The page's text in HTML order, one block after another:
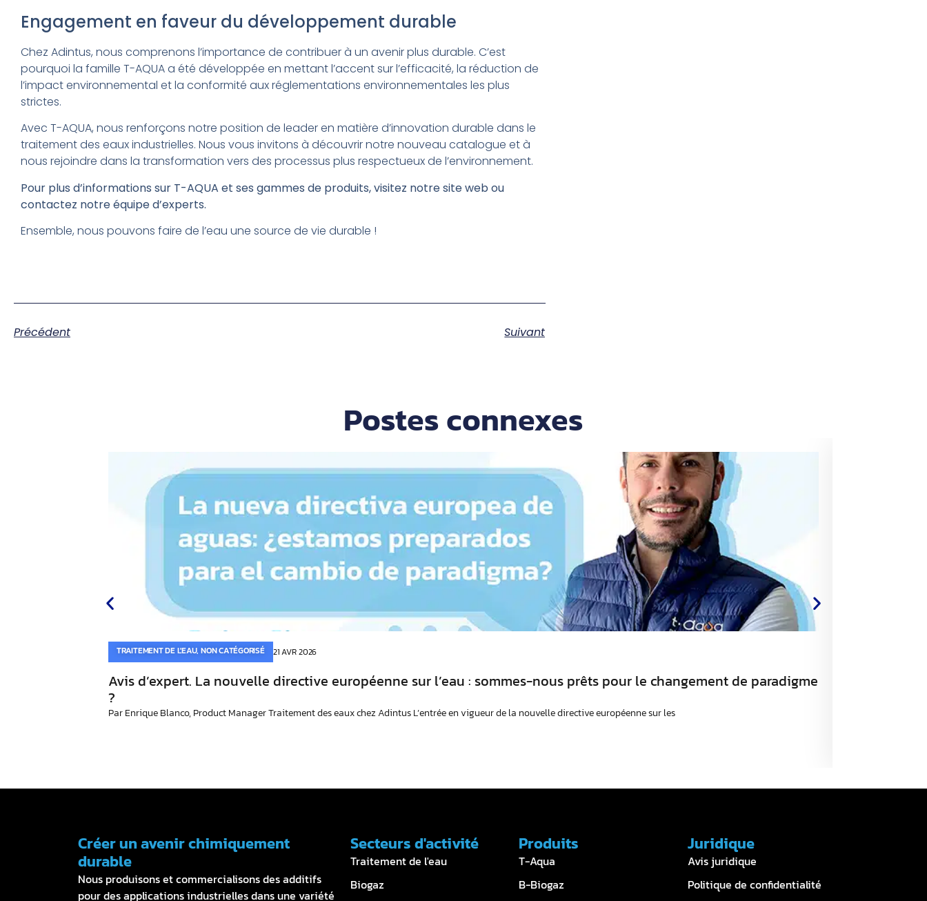
Engagement en faveur du développement durable
Chez Adintus, nous comprenons l’importance de contribuer à un avenir plus durable. C’est
pourquoi la famille T-AQUA a été développée en mettant l’accent sur l’efficacité, la réduction de
l’impact environnemental et la conformité aux réglementations environnementales les plus
strictes.
Avec T-AQUA, nous renforçons notre position de leader en matière d’innovation durable dans le
traitement des eaux industrielles. Nous vous invitons à découvrir notre nouveau catalogue et à
nous rejoindre dans la transformation vers des processus plus respectueux de l’environnement.
Pour plus d’informations sur T-AQUA et ses gammes de produits, visitez notre site web ou
contactez notre équipe d’experts.
Ensemble, nous pouvons faire de l’eau une source de vie durable !
Précédent Suivant
Postes connexes
TRAITEMENT DE L'EAU, NON CATÉGORISÉ 21 AVR 2026
Avis d’expert. La nouvelle directive européenne sur l’eau : sommes-nous prêts pour le changement de paradigme
?
Par Enrique Blanco, Product Manager Traitement des eaux chez Adintus L’entrée en vigueur de la nouvelle directive européenne sur les
Créer un avenir chimiquement
durable
Nous produisons et commercialisons des additifs
pour des applications industrielles dans une variété
Secteurs d'activité
Traitement de l'eau
Biogaz
Produits
T-Aqua
B-Biogaz
Juridique
Avis juridique
Politique de confidentialité